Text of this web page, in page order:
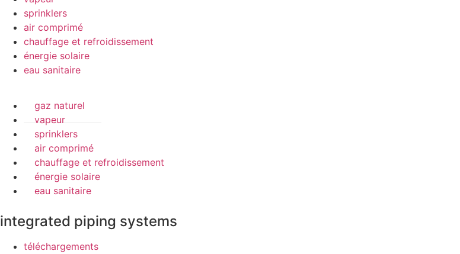
sprinklers
air comprimé
chauffage et refroidissement
énergie solaire
eau sanitaire
gaz naturel
vapeur
sprinklers
air comprimé
chauffage et refroidissement
énergie solaire
eau sanitaire
integrated piping systems
téléchargements